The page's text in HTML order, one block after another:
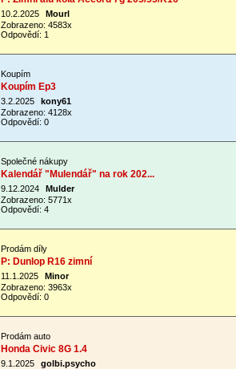
10.2.2025
Mourl
Zobrazeno: 4583x
Odpovědí: 1
Koupím
Koupím Ep3
3.2.2025
kony61
Zobrazeno: 4128x
Odpovědí: 0
Společné nákupy
Kalendář "Mulendář" na rok 202...
9.12.2024
Mulder
Zobrazeno: 5771x
Odpovědí: 4
Prodám díly
P: Dunlop R16 zimní
11.1.2025
Minor
Zobrazeno: 3963x
Odpovědí: 0
Prodám auto
Honda Civic 8G 1.4
9.1.2025
golbi.psycho